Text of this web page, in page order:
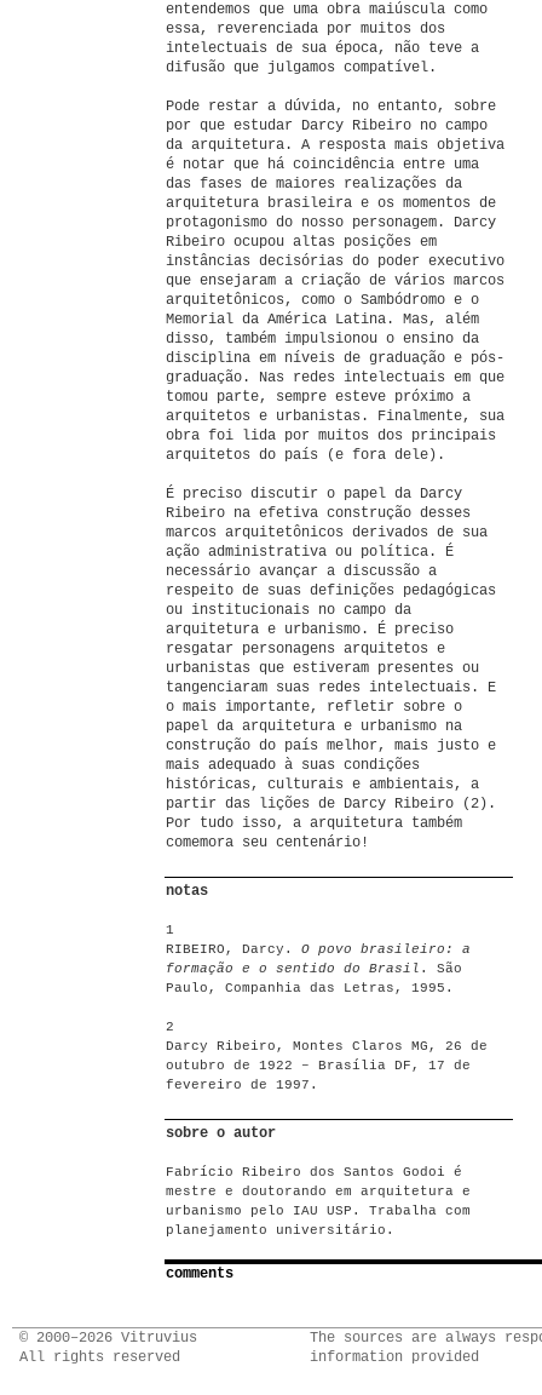
entendemos que uma obra maiúscula como
essa, reverenciada por muitos dos
intelectuais de sua época, não teve a
difusão que julgamos compatível.
Pode restar a dúvida, no entanto, sobre
por que estudar Darcy Ribeiro no campo
da arquitetura. A resposta mais objetiva
é notar que há coincidência entre uma
das fases de maiores realizações da
arquitetura brasileira e os momentos de
protagonismo do nosso personagem. Darcy
Ribeiro ocupou altas posições em
instâncias decisórias do poder executivo
que ensejaram a criação de vários marcos
arquitetônicos, como o Sambódromo e o
Memorial da América Latina. Mas, além
disso, também impulsionou o ensino da
disciplina em níveis de graduação e pós-
graduação. Nas redes intelectuais em que
tomou parte, sempre esteve próximo a
arquitetos e urbanistas. Finalmente, sua
obra foi lida por muitos dos principais
arquitetos do país (e fora dele).
É preciso discutir o papel da Darcy
Ribeiro na efetiva construção desses
marcos arquitetônicos derivados de sua
ação administrativa ou política. É
necessário avançar a discussão a
respeito de suas definições pedagógicas
ou institucionais no campo da
arquitetura e urbanismo. É preciso
resgatar personagens arquitetos e
urbanistas que estiveram presentes ou
tangenciaram suas redes intelectuais. E
o mais importante, refletir sobre o
papel da arquitetura e urbanismo na
construção do país melhor, mais justo e
mais adequado à suas condições
históricas, culturais e ambientais, a
partir das lições de Darcy Ribeiro (2).
Por tudo isso, a arquitetura também
comemora seu centenário!
notas
1
RIBEIRO, Darcy. O povo brasileiro: a
formação e o sentido do Brasil . São
Paulo, Companhia das Letras, 1995.
2
Darcy Ribeiro, Montes Claros MG, 26 de
outubro de 1922 – Brasília DF, 17 de
fevereiro de 1997.
sobre o autor
Fabrício Ribeiro dos Santos Godoi é
mestre e doutorando em arquitetura e
urbanismo pelo IAU USP. Trabalha com
planejamento universitário.
comments
© 2000–2026 Vitruvius
All rights reserved
The sources are always
information provided